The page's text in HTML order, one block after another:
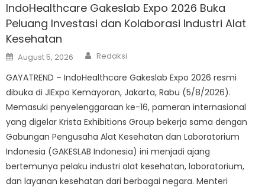
IndoHealthcare Gakeslab Expo 2026 Buka
Peluang Investasi dan Kolaborasi Industri Alat
Kesehatan
Posted
on
August 5, 2026 Author
Redaksi
GAYATREND – IndoHealthcare Gakeslab Expo 2026 resmi
dibuka di JIExpo Kemayoran, Jakarta, Rabu (5/8/2026).
Memasuki penyelenggaraan ke-16, pameran internasional
yang digelar Krista Exhibitions Group bekerja sama dengan
Gabungan Pengusaha Alat Kesehatan dan Laboratorium
Indonesia (GAKESLAB Indonesia) ini menjadi ajang
bertemunya pelaku industri alat kesehatan, laboratorium,
dan layanan kesehatan dari berbagai negara. Menteri